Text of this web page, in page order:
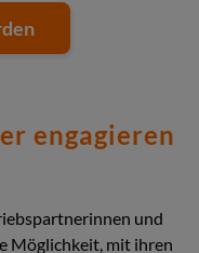
engagieren
und
Möglichkeit, mit ihren